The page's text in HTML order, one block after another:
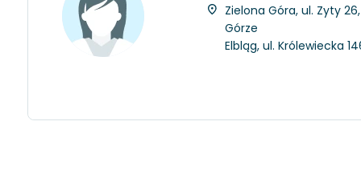
Zielona Góra, ul. Zyty
Górze
Elbląg, ul. Królewiecka